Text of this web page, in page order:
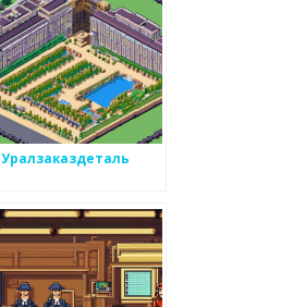
Уралзаказдеталь